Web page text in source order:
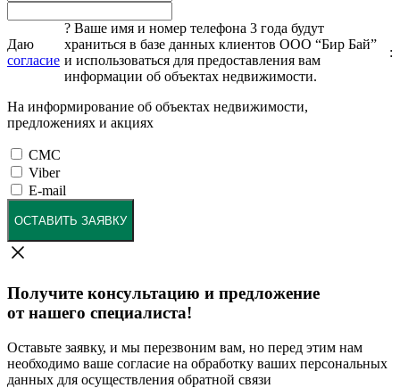
Даю
согласие
? Ваше имя и номер телефона 3 года будут
храниться в базе данных клиентов ООО “Бир Бай”
и использоваться для предоставления вам
информации об объектах недвижимости.
:
На информирование об объектах недвижимости,
предложениях и акциях
СМС
Viber
E-mail
ОСТАВИТЬ ЗАЯВКУ
Получите консультацию и предложение
от нашего специалиста!
Оставьте заявку, и мы перезвоним вам, но перед этим нам
необходимо ваше согласие на обработку ваших персональных
данных для осуществления обратной связи